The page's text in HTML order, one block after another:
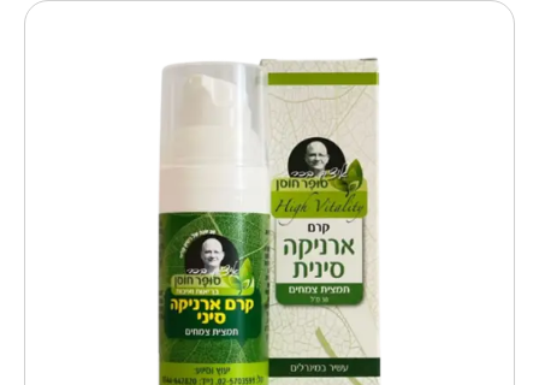
יש
מספר
לבחור
האפשרויות
בעמוד
המוצר